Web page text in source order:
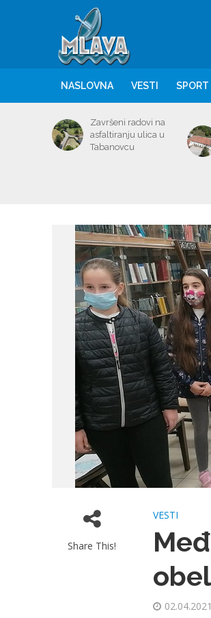
NASLOVNA VESTI SPORT
Završeni radovi na
asfaltiranju ulica u
Tabanovcu
Share This!
VESTI